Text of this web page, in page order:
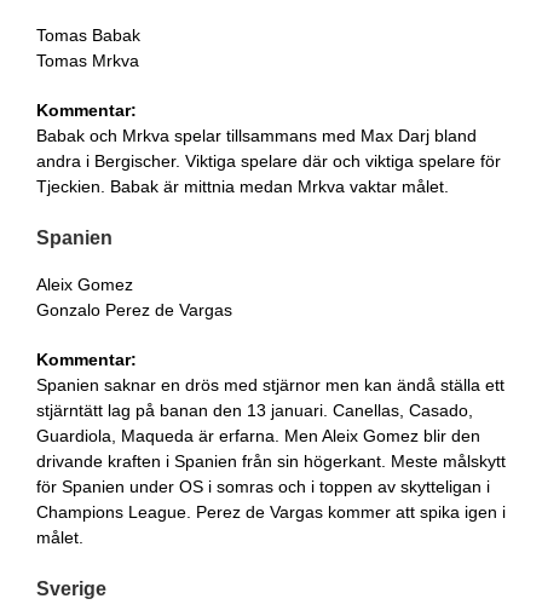
Tomas Babak
Tomas Mrkva
Kommentar:
Babak och Mrkva spelar tillsammans med Max Darj bland
andra i Bergischer. Viktiga spelare där och viktiga spelare för
Tjeckien. Babak är mittnia medan Mrkva vaktar målet.
Spanien
Aleix Gomez
Gonzalo Perez de Vargas
Kommentar:
Spanien saknar en drös med stjärnor men kan ändå ställa ett
stjärntätt lag på banan den 13 januari. Canellas, Casado,
Guardiola, Maqueda är erfarna. Men Aleix Gomez blir den
drivande kraften i Spanien från sin högerkant. Meste målskytt
för Spanien under OS i somras och i toppen av skytteligan i
Champions League. Perez de Vargas kommer att spika igen i
målet.
Sverige